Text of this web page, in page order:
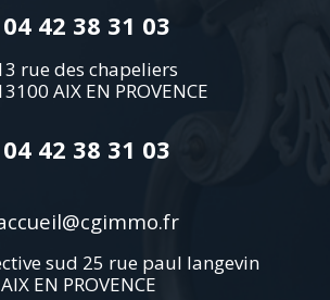
04 42 38 31 03
rue des chapeliers
AIX EN PROVENCE
04 42 38 31 03
sud 25 rue paul langevin
AIX EN PROVENCE